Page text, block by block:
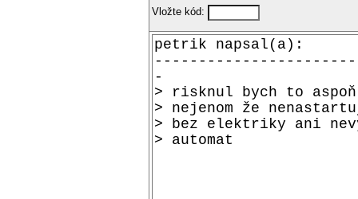
Vložte kód: